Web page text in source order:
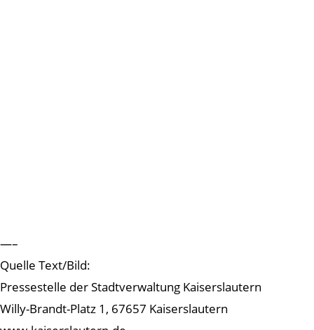
—–
Quelle Text/Bild:
Pressestelle der Stadtverwaltung Kaiserslautern
Willy-Brandt-Platz 1, 67657 Kaiserslautern